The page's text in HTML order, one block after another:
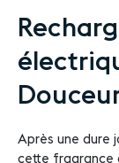
Passer
au
début
la
d’images
Après une dure
cette fragrance